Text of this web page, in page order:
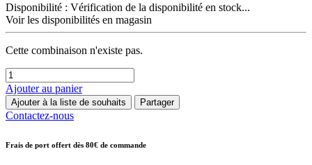
Disponibilité : Vérification de la disponibilité en stock...
Voir les disponibilités en magasin
Cette combinaison n'existe pas.
Ajouter au panier
Ajouter à la liste de souhaits Partager
Contactez-nous
Frais de port offert dès 80€ de commande